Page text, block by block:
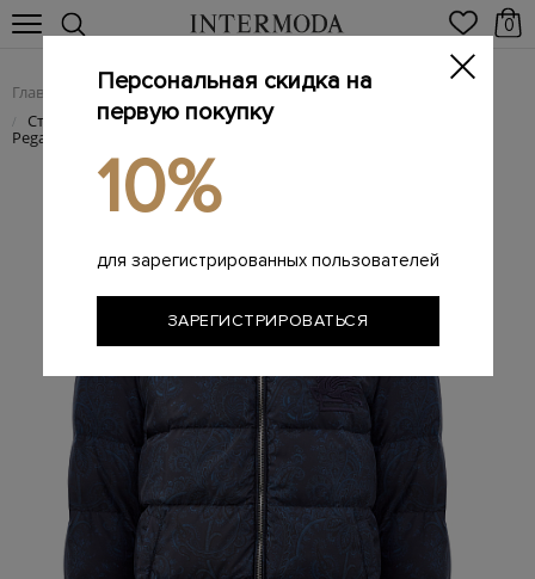
0
Главная Мужчинам / Одежда / Пуховики
/ Стеганый пуховик с узором пейсли и вышитым логотипом
Pegaso
Персональная скидка на
первую покупку
10%
для зарегистрированных пользователей
ЗАРЕГИСТРИРОВАТЬСЯ